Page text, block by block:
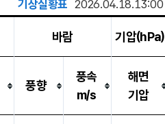
기상실황표 2026.04.18.13:00
바람 기압(hPa)
풍향
풍속
m/s
해면
기압